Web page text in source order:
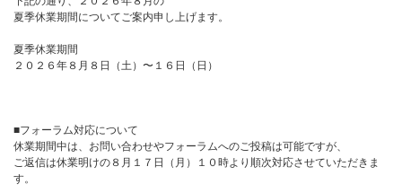
夏季休業期間についてご案内申し上げます。
夏季休業期間
２０２６年８月８日（土）〜１６日（日）
■フォーラム対応について
休業期間中は、お問い合わせやフォーラムへのご投稿は可能ですが、
ご返信は休業明けの８月１７日（月）１０時より順次対応させていただきま
す。